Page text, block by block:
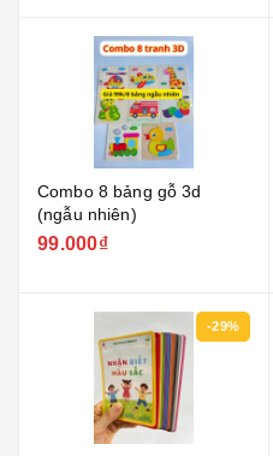
Combo 8 bảng gỗ 3d
(ngẫu nhiên)
99.000₫
-29%